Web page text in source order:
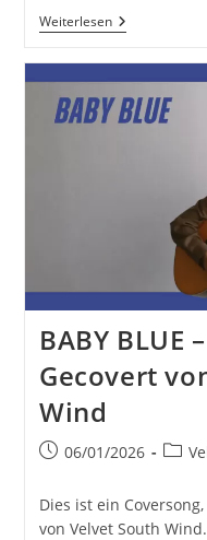
WeiterlesenChuo
Freeway
(MATSUTOYA
Yumi)
BABY BLUE
Gecovert
Wind
Beitrag06/01/2026
Dies ist ein
von Velvet South